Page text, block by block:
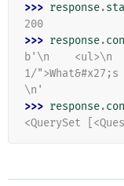
>>> response.
200
>>> response.
b'\n    <ul>\n
1/
\n'
>>> response.
<QuerySet